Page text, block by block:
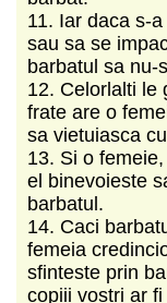
11. Iar daca s-
sau sa se
barbatul sa nu-
12. Celorlalti le
frate are o
sa vietuiasca
13. Si o
el binevoieste
barbatul.
14. Caci
femeia
sfinteste prin
copiii vostri ar